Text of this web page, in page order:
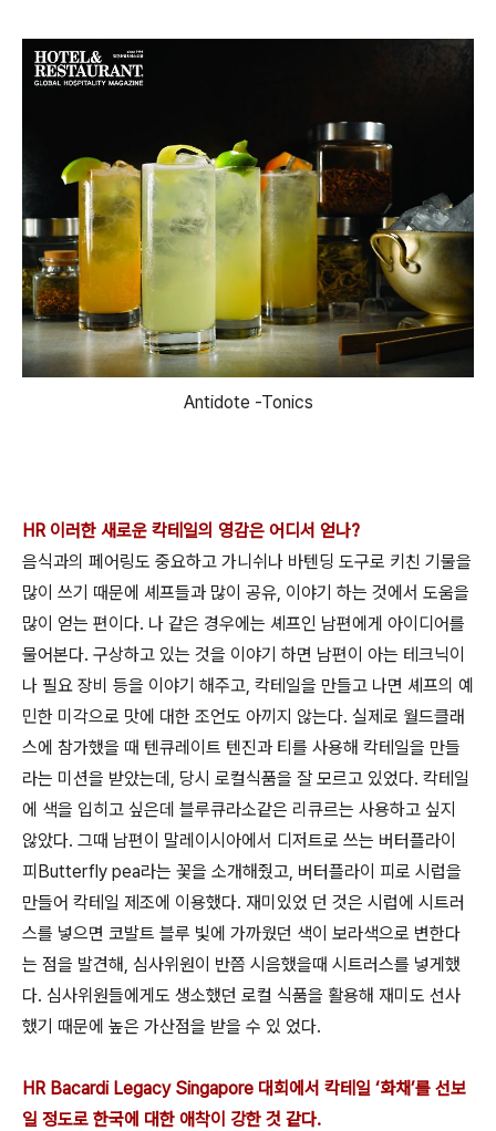
Antidote -Tonics
HR 이러한 새로운 칵테일의 영감은 어디서 얻나?
음식과의 페어링도 중요하고 가니쉬나 바텐딩 도구로 키친 기물을
많이 쓰기 때문에 셰프들과 많이 공유, 이야기 하는 것에서 도움을
많이 얻는 편이다. 나 같은 경우에는 셰프인 남편에게 아이디어를
물어본다. 구상하고 있는 것을 이야기 하면 남편이 아는 테크닉이
나 필요 장비 등을 이야기 해주고, 칵테일을 만들고 나면 셰프의 예
민한 미각으로 맛에 대한 조언도 아끼지 않는다. 실제로 월드클래
스에 참가했을 때 텐큐레이트 텐진과 티를 사용해 칵테일을 만들
라는 미션을 받았는데, 당시 로컬식품을 잘 모르고 있었다. 칵테일
에 색을 입히고 싶은데 블루큐라소같은 리큐르는 사용하고 싶지
않았다. 그때 남편이 말레이시아에서 디저트로 쓰는 버터플라이
피Butterfly pea라는 꽃을 소개해줬고, 버터플라이 피로 시럽을
만들어 칵테일 제조에 이용했다. 재미있었 던 것은 시럽에 시트러
스를 넣으면 코발트 블루 빛에 가까웠던 색이 보라색으로 변한다
는 점을 발견해, 심사위원이 반쯤 시음했을때 시트러스를 넣게했
다. 심사위원들에게도 생소했던 로컬 식품을 활용해 재미도 선사
했기 때문에 높은 가산점을 받을 수 있 었다.
HR Bacardi Legacy Singapore 대회에서 칵테일 ‘화채’를 선보
일 정도로 한국에 대한 애착이 강한 것 같다.